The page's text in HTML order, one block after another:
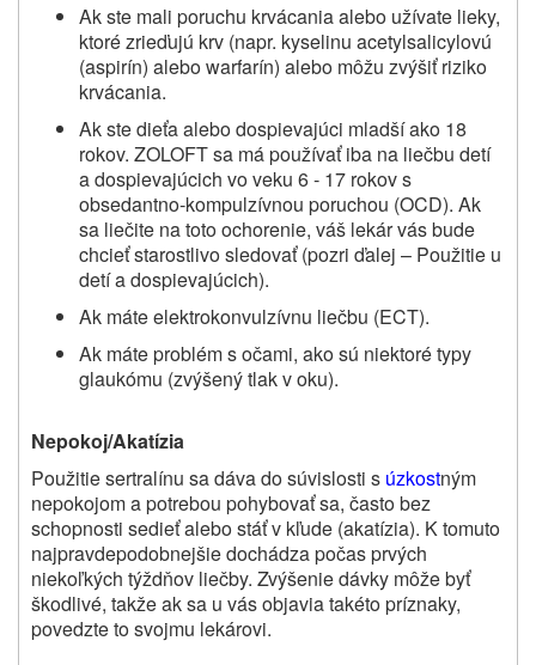
Ak ste mali poruchu krvácania alebo užívate lieky,
ktoré zrieďujú krv (napr. kyselinu acetylsalicylovú
(aspirín) alebo warfarín) alebo môžu zvýšiť riziko
krvácania.
Ak ste dieťa alebo dospievajúci mladší ako 18
rokov. ZOLOFT sa má používať iba na liečbu detí
a dospievajúcich vo veku 6 ‑ 17 rokov s
obsedantno‑kompulzívnou poruchou (OCD). Ak
sa liečite na toto ochorenie, váš lekár vás bude
chcieť starostlivo sledovať (pozri ďalej – Použitie u
detí a dospievajúcich).
Ak máte elektrokonvulzívnu liečbu (ECT).
Ak máte problém s očami, ako sú niektoré typy
glaukómu (zvýšený tlak v oku).
Nepokoj/Akatízia
Použitie sertralínu sa dáva do súvislosti s úzkostným
nepokojom a potrebou pohybovať sa, často bez
schopnosti sedieť alebo stáť v kľude (akatízia). K tomuto
najpravdepodobnejšie dochádza počas prvých
niekoľkých týždňov liečby. Zvýšenie dávky môže byť
škodlivé, takže ak sa u vás objavia takéto príznaky,
povedzte to svojmu lekárovi.